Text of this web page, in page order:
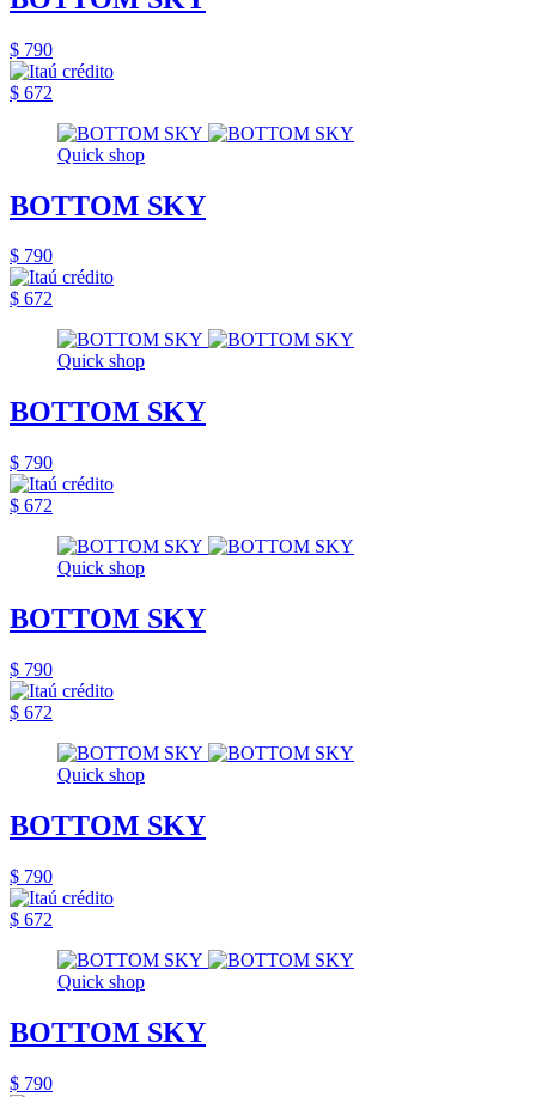
$ 790
$ 672
Quick shop
BOTTOM SKY
$ 790
$ 672
Quick shop
BOTTOM SKY
$ 790
$ 672
Quick shop
BOTTOM SKY
$ 790
$ 672
Quick shop
BOTTOM SKY
$ 790
$ 672
Quick shop
BOTTOM SKY
$ 790